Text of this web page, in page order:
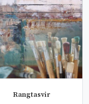
Rangtasvir